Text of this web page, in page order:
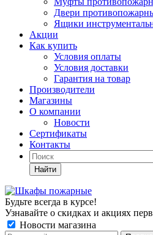
Двери
Ящики
Акции
Как купить
Условия оплаты
Условия доставки
Гарантия на товар
Производители
Магазины
О компании
Новости
Сертификаты
Контакты
Найти
Будьте всегда в курсе!
Узнавайте о скидках и акциях
Новости магазина